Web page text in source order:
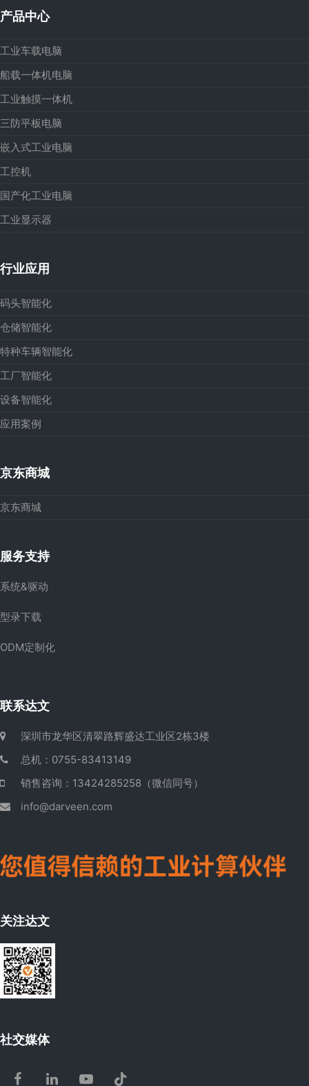
产品中心
工业车载电脑
船载一体机电脑
工业触摸一体机
三防平板电脑
嵌入式工业电脑
工控机
国产化工业电脑
工业显示器
行业应用
码头智能化
仓储智能化
特种车辆智能化
工厂智能化
设备智能化
应用案例
京东商城
京东商城
服务支持
系统&驱动
型录下载
ODM定制化
联系达文
深圳市龙华区清翠路辉盛达工业区2栋3楼
总机：0755-83413149
销售咨询：13424285258（微信同号）
info@darveen.com
关注达文
社交媒体
Facebook
LinkedInYoutubeTiktok